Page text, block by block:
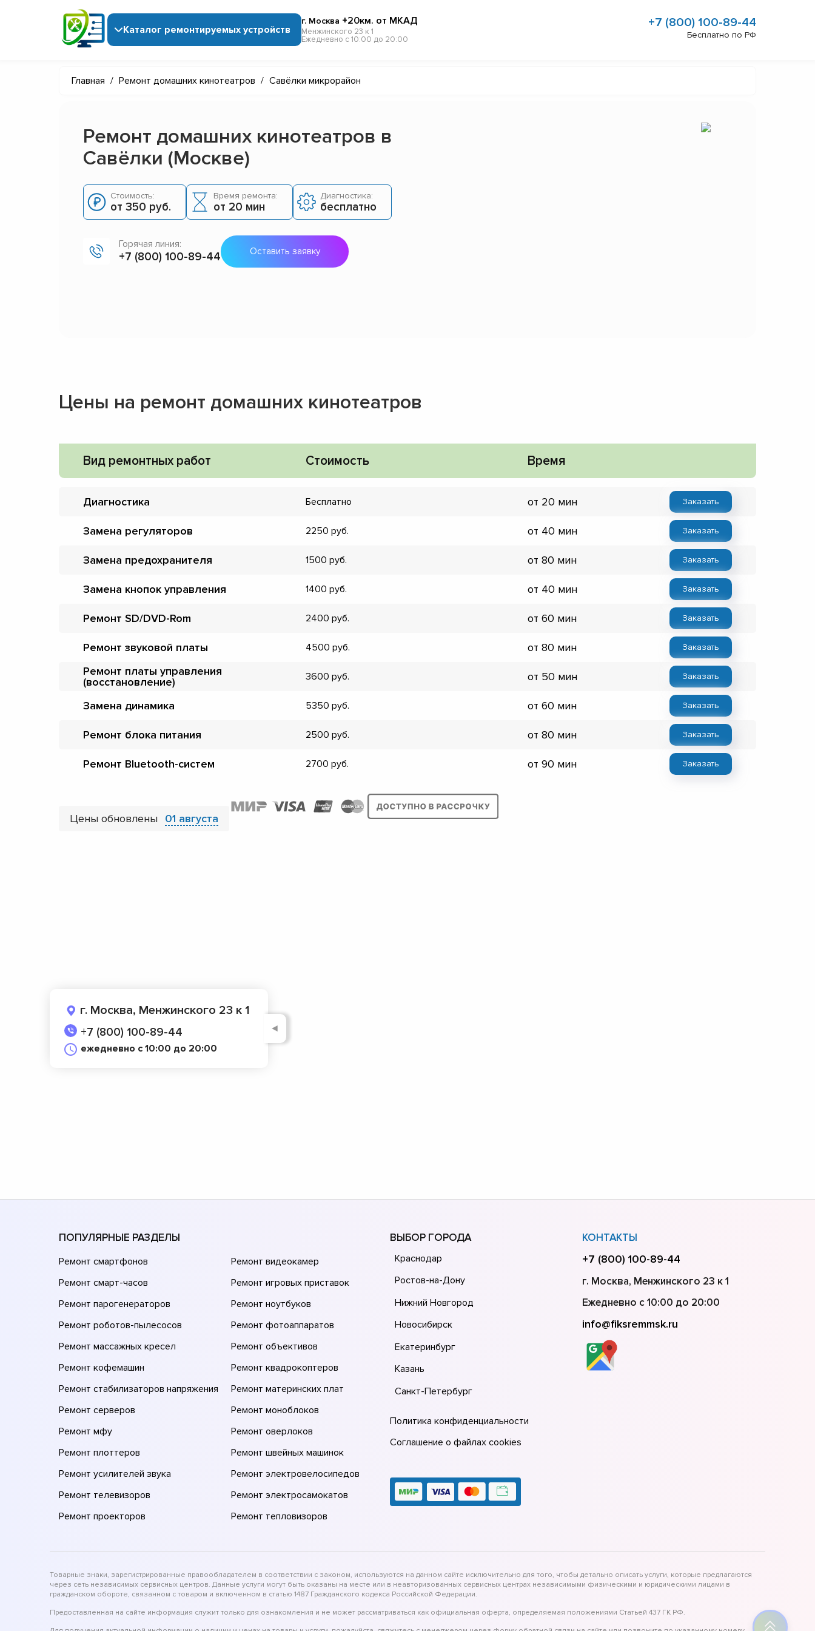
Каталог ремонтируемых устройств
г. Москва +20км. от МКАД
Менжинского 23 к 1
Ежедневно с 10:00 до 20:00
+7 (800) 100-89-44
Бесплатно по РФ
Главная / Ремонт домашних кинотеатров / Савёлки микрорайон
Ремонт домашних кинотеатров в
Савёлки (Москве)
Стоимость:
от 350 руб.
Время ремонта:
от 20 мин
Диагностика:
бесплатно
Горячая линия:
+7 (800) 100-89-44 Оставить заявку
Цены на ремонт домашних кинотеатров
Вид ремонтных работ Стоимость Время
Диагностика Бесплатно от 20 мин Заказать
Замена регуляторов 2250 от 40 мин Заказать
Замена предохранителя 1500 от 80 мин Заказать
Замена кнопок управления 1400 от 40 мин Заказать
Ремонт SD/DVD-Rom 2400 от 60 мин Заказать
Ремонт звуковой платы 4500 от 80 мин Заказать
Ремонт платы управления
(восстановление)
3600 от 50 мин Заказать
Замена динамика 5350 от 60 мин Заказать
Ремонт блока питания 2500 от 80 мин Заказать
Ремонт Bluetooth-систем 2700 от 90 мин Заказать
Цены обновлены 01 августа
г. Москва, Менжинского 23 к 1
+7 (800) 100-89-44
ежедневно с 10:00 до 20:00
◄
ПОПУЛЯРНЫЕ РАЗДЕЛЫ
Ремонт смартфонов
Ремонт смарт-часов
Ремонт парогенераторов
Ремонт роботов-пылесосов
Ремонт массажных кресел
Ремонт кофемашин
Ремонт стабилизаторов напряжения
Ремонт серверов
Ремонт мфу
Ремонт плоттеров
Ремонт усилителей звука
Ремонт телевизоров
Ремонт проекторов
Ремонт видеокамер
Ремонт игровых приставок
Ремонт ноутбуков
Ремонт фотоаппаратов
Ремонт объективов
Ремонт квадрокоптеров
Ремонт материнских плат
Ремонт моноблоков
Ремонт оверлоков
Ремонт швейных машинок
Ремонт электровелосипедов
Ремонт электросамокатов
Ремонт тепловизоров
ВЫБОР ГОРОДА
Краснодар
Ростов-на-Дону
Нижний Новгород
Новосибирск
Екатеринбург
Казань
Санкт-Петербург
Политика конфиденциальности
Соглашение о файлах cookies
КОНТАКТЫ
+7 (800) 100-89-44
г. Москва, Менжинского 23 к 1
Ежедневно с 10:00 до 20:00
info@fiksremmsk.ru
Товарные знаки, зарегистрированные правообладателем в соответствии с законом, используются на данном сайте исключительно для того, чтобы детально описать услуги, которые предлагаются
через сеть независимых сервисных центров. Данные услуги могут быть оказаны на месте или в неавторизованных сервисных центрах независимыми физическими и юридическими лицами в
гражданском обороте, связанном с товаром и включенном в статью 1487 Гражданского кодекса Российской Федерации.
Предоставленная на сайте информация служит только для ознакомления и не может рассматриваться как официальная оферта, определяемая положениями Статьей 437 ГК РФ.
▼
▼